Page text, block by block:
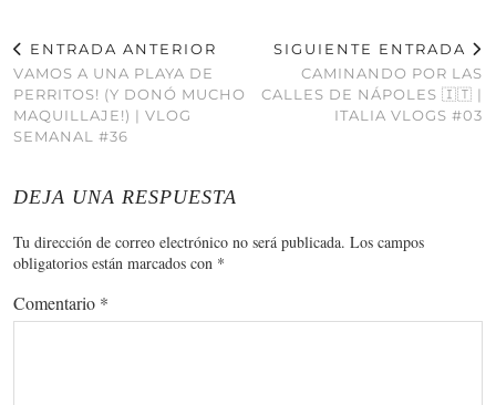
ENTRADA ANTERIOR
VAMOS A UNA PLAYA DE
PERRITOS! (Y DONÓ MUCHO
MAQUILLAJE!) | VLOG
SEMANAL #36
SIGUIENTE ENTRADA
CAMINANDO POR LAS
CALLES DE NÁPOLES 🇮🇹 |
ITALIA VLOGS #03
DEJA UNA RESPUESTA
Tu dirección de correo electrónico no será publicada. Los campos
obligatorios están marcados con *
Comentario *